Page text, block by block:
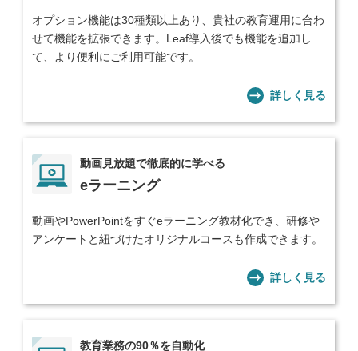
オプション機能は30種類以上あり、貴社の教育運用に合わ
せて機能を拡張できます。Leaf導入後でも機能を追加し
て、より便利にご利用可能です。
詳しく見る
動画見放題で徹底的に学べる
eラーニング
動画やPowerPointをすぐeラーニング教材化でき、研修や
アンケートと紐づけたオリジナルコースも作成できます。
詳しく見る
教育業務の90％を自動化